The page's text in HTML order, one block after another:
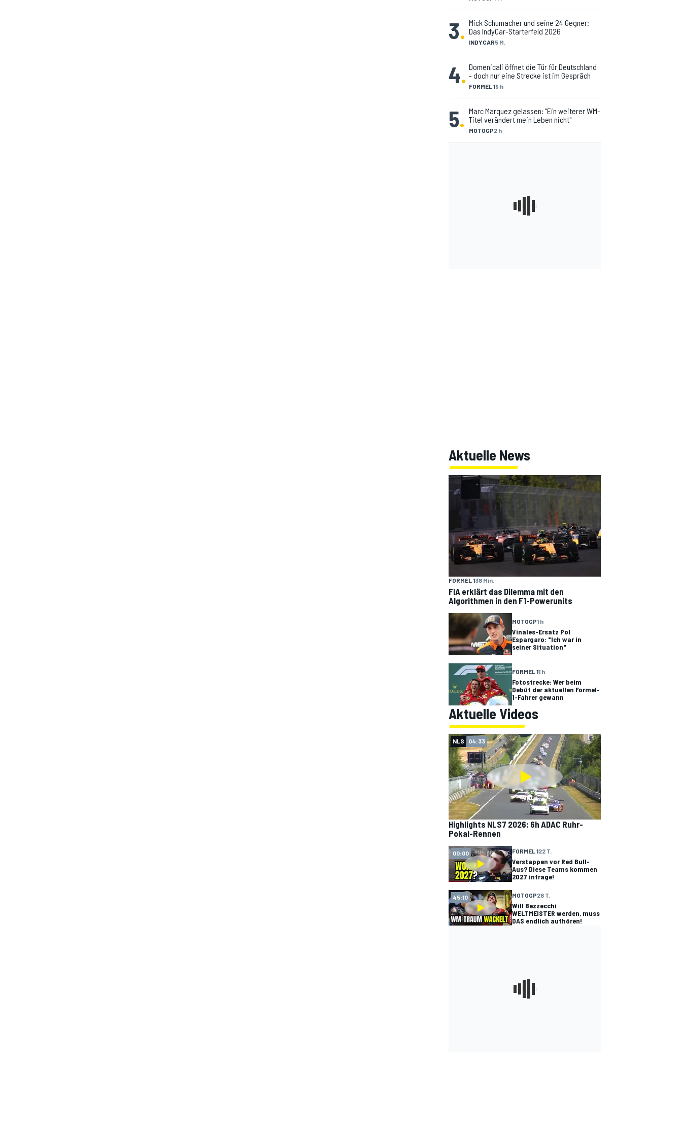
3. INDYCAR5 M.
Mick Schumacher und seine 24 Gegner:
Das IndyCar-Starterfeld 2026
4. FORMEL 19 h
Domenicali öffnet die Tür für Deutschland
- doch nur eine Strecke ist im Gespräch
5. MOTOGP2 h
Marc Marquez gelassen: "Ein weiterer WM-
Titel verändert mein Leben nicht"
Aktuelle News
FORMEL 138 Min.
FIA erklärt das Dilemma mit den
Algorithmen in den F1-Powerunits
MOTOGP1 h
Vinales-Ersatz Pol
Espargaro: "Ich war in
seiner Situation"
FORMEL 11 h
Fotostrecke: Wer beim
Debüt der aktuellen Formel-
1-Fahrer gewann
Aktuelle Videos
NLS 04:33
Highlights NLS7 2026: 6h ADAC Ruhr-
Pokal-Rennen
00:00 FORMEL 122 T.
Verstappen vor Red Bull-
Aus? Diese Teams kommen
2027 infrage!
45:10 MOTOGP28 T.
Will Bezzecchi
WELTMEISTER werden, muss
DAS endlich aufhören!